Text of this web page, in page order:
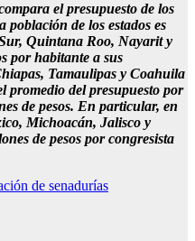
el presupuesto de los
población de los estados es
Quintana Roo, Nayarit y
por habitante a sus
Tamaulipas y Coahuila
promedio del presupuesto por
de pesos. En particular, en
Michoacán, Jalisco y
de pesos por congresista
de senadurías